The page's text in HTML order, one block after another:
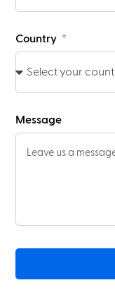
Country
Message